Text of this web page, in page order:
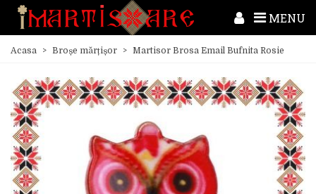
MENU
Acasa > Broșe mărțișor > Martisor Brosa Email Bufnita Rosie